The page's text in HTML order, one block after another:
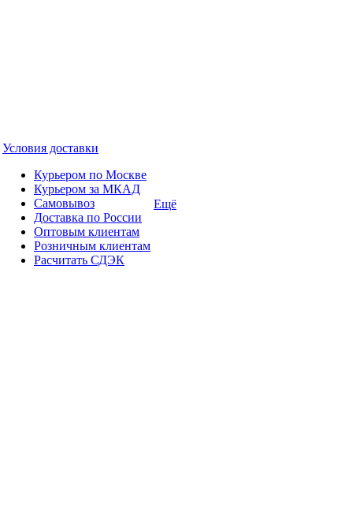
Условия доставки
Курьером по Москве
Курьером за МКАД
Самовывоз
Доставка по России
Оптовым клиентам
Розничным клиентам
Расчитать СДЭК
Ещё